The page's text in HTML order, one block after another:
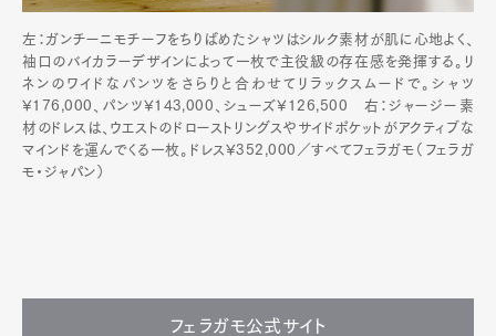
左：ガンチーニモチーフをちりばめたシャツはシルク素材が肌に心地よく、
袖口のバイカラーデザインによって一枚で主役級の存在感を発揮する。リ
ネンのワイドなパンツをさらりと合わせてリラックスムードで。シャツ
¥176,000、パンツ¥143,000、シューズ¥126,500 右：ジャージー素
材のドレスは、ウエストのドローストリングスやサイドポケットがアクティブな
マインドを運んでくる一枚。ドレス¥352,000／すべてフェラガモ（フェラガ
モ・ジャパン）
フェラガモ公式サイト